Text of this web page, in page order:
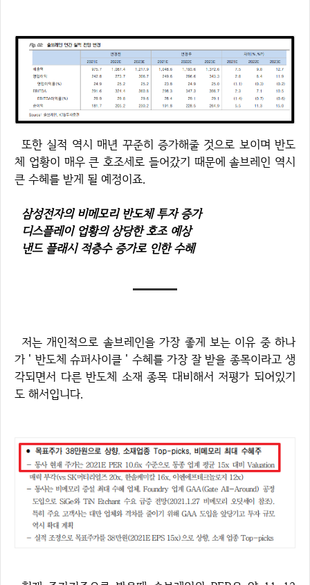
또한 실적 역시 매년 꾸준히 증가해줄 것으로 보이며 반도
체 업황이 매우 큰 호조세로 들어갔기 때문에 솔브레인 역시
큰 수혜를 받게 될 예정이죠.
삼성전자의 비메모리 반도체 투자 증가
디스플레이 업황의 상당한 호조 예상
낸드 플래시 적층수 증가로 인한 수혜
저는 개인적으로 솔브레인을 가장 좋게 보는 이유 중 하나
가 ' 반도체 슈퍼사이클 ' 수혜를 가장 잘 받을 종목이라고 생
각되면서 다른 반도체 소재 종목 대비해서 저평가 되어있기
도 해서입니다.